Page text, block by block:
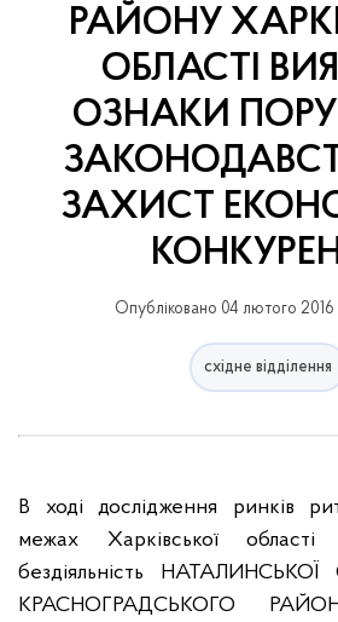
РАЙОНУ
ОБЛАСТІ
ОЗНАКИ
ЗАХИСТ
Опубліковано 04 лютого 2016
східне відділення
В ході дослідження ринків
межах Харківської області
бездіяльність
КРАСНОГРАДСЬКОГО